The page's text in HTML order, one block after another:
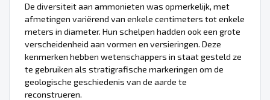
De diversiteit aan ammonieten was opmerkelijk, met
afmetingen variërend van enkele centimeters tot enkele
meters in diameter. Hun schelpen hadden ook een grote
verscheidenheid aan vormen en versieringen. Deze
kenmerken hebben wetenschappers in staat gesteld ze
te gebruiken als stratigrafische markeringen om de
geologische geschiedenis van de aarde te
reconstrueren.